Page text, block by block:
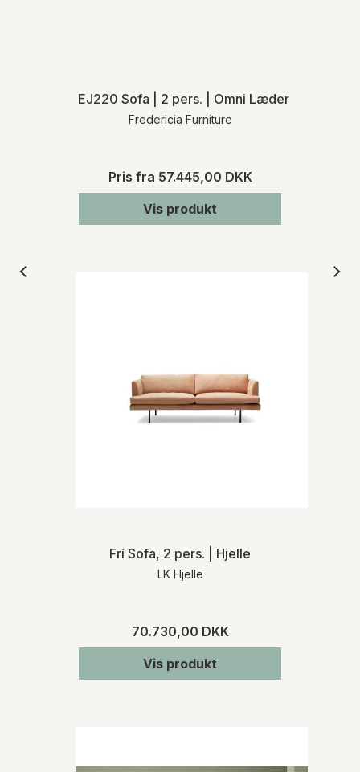
EJ220 Sofa | 2 pers. | Omni Læder
Fredericia Furniture
Pris fra 57.445,00 DKK
Vis produkt
Frí Sofa, 2 pers. | Hjelle
LK Hjelle
70.730,00 DKK
Vis produkt